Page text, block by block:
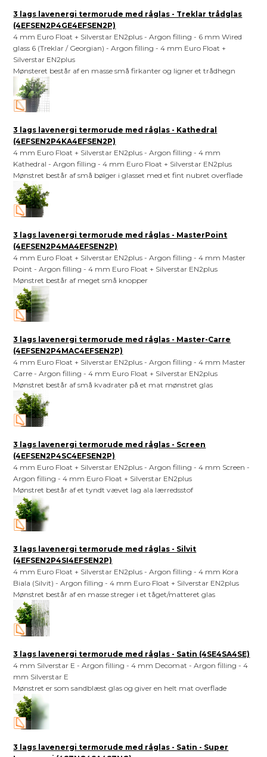
3 lags lavenergi termorude med råglas - Treklar trådglas
(4EFSEN2P4GE4EFSEN2P)
4 mm Euro Float + Silverstar EN2plus - Argon filling - 6 mm Wired
glass 6 (Treklar / Georgian) - Argon filling - 4 mm Euro Float +
Silverstar EN2plus
Mønsteret består af en masse små firkanter og ligner et trådhegn
3 lags lavenergi termorude med råglas - Kathedral
(4EFSEN2P4KA4EFSEN2P)
4 mm Euro Float + Silverstar EN2plus - Argon filling - 4 mm
Kathedral - Argon filling - 4 mm Euro Float + Silverstar EN2plus
Mønstret består af små bølger i glasset med et fint nubret overflade
3 lags lavenergi termorude med råglas - MasterPoint
(4EFSEN2P4MA4EFSEN2P)
4 mm Euro Float + Silverstar EN2plus - Argon filling - 4 mm Master
Point - Argon filling - 4 mm Euro Float + Silverstar EN2plus
Mønstret består af meget små knopper
3 lags lavenergi termorude med råglas - Master-Carre
(4EFSEN2P4MAC4EFSEN2P)
4 mm Euro Float + Silverstar EN2plus - Argon filling - 4 mm Master
Carre - Argon filling - 4 mm Euro Float + Silverstar EN2plus
Mønstret består af små kvadrater på et mat mønstret glas
3 lags lavenergi termorude med råglas - Screen
(4EFSEN2P4SC4EFSEN2P)
4 mm Euro Float + Silverstar EN2plus - Argon filling - 4 mm Screen -
Argon filling - 4 mm Euro Float + Silverstar EN2plus
Mønstret består af et tyndt vævet lag ala lærredsstof
3 lags lavenergi termorude med råglas - Silvit
(4EFSEN2P4SI4EFSEN2P)
4 mm Euro Float + Silverstar EN2plus - Argon filling - 4 mm Kora
Biala (Silvit) - Argon filling - 4 mm Euro Float + Silverstar EN2plus
Mønstret består af en masse streger i et tåget/matteret glas
3 lags lavenergi termorude med råglas - Satin (4SE4SA4SE)
4 mm Silverstar E - Argon filling - 4 mm Decomat - Argon filling - 4
mm Silverstar E
Mønstret er som sandblæst glas og giver en helt mat overflade
3 lags lavenergi termorude med råglas - Satin - Super